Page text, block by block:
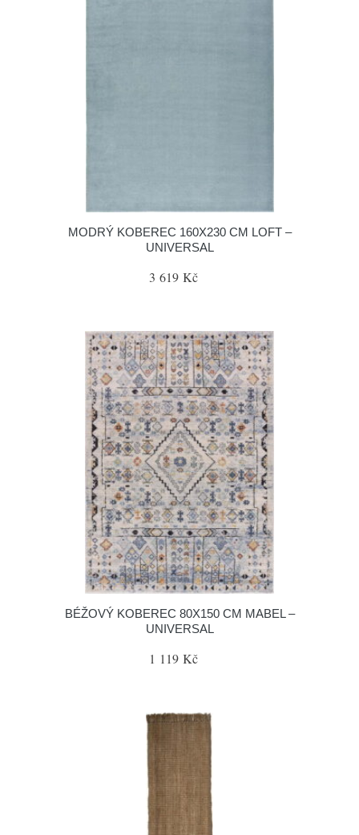
MODRÝ KOBEREC 160X230 CM LOFT –
UNIVERSAL
3 619 Kč
BÉŽOVÝ KOBEREC 80X150 CM MABEL –
UNIVERSAL
1 119 Kč